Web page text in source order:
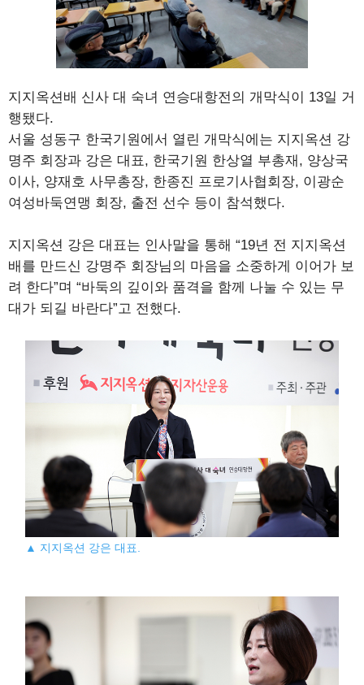
지지옥션배 신사 대 숙녀 연승대항전의 개막식이 13일 거
행됐다.
서울 성동구 한국기원에서 열린 개막식에는 지지옥션 강
명주 회장과 강은 대표, 한국기원 한상열 부총재, 양상국
이사, 양재호 사무총장, 한종진 프로기사협회장, 이광순
여성바둑연맹 회장, 출전 선수 등이 참석했다.
지지옥션 강은 대표는 인사말을 통해 “19년 전 지지옥션
배를 만드신 강명주 회장님의 마음을 소중하게 이어가 보
려 한다”며 “바둑의 깊이와 품격을 함께 나눌 수 있는 무
대가 되길 바란다”고 전했다.
▲ 지지옥션 강은 대표.